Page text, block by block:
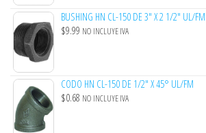
BUSHING HN CL-150 DE 3" X 2 1/2" UL/FM
$9.99 NO INCLUYE IVA
CODO HN CL-150 DE 1/2" X 45° UL/FM
$0.68 NO INCLUYE IVA